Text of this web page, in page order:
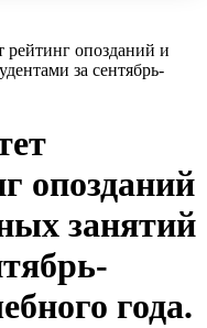
рейтинг опозданий и
за сентябрь-
опозданий
занятий
года.